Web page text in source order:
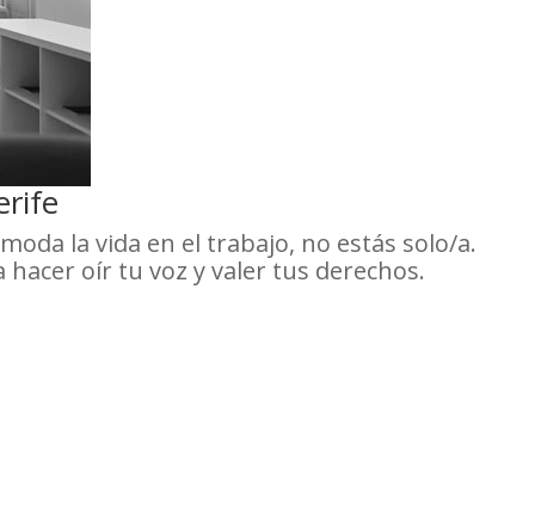
la vida en el trabajo, no estás solo/a.
oír tu voz y valer tus derechos.